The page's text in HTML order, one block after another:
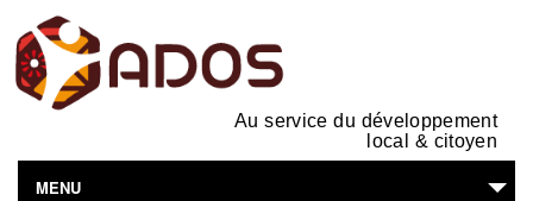
Au service du développement
local & citoyen
MENU